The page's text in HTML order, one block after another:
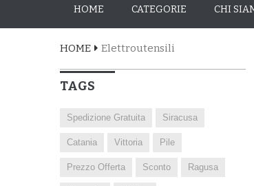
HOME CATEGORIE CHI
HOME Elettroutensili
TAGS
Spedizione Gratuita Siracusa
Catania Vittoria Pile
Prezzo Offerta Sconto Ragusa